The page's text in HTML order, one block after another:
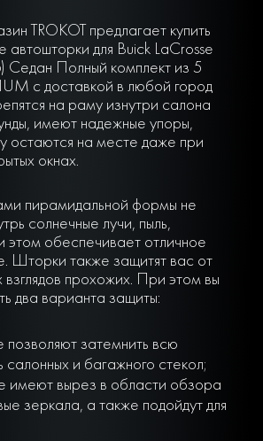
TROKOT предлагает купить
автошторки для Buick LaCrosse
Седан Полный комплект из 5
с доставкой в любой город
на раму изнутри салона
имеют надежные упоры,
остаются на месте даже при
окнах.
пирамидальной формы не
солнечные лучи, пыль,
этом обеспечивает отличное
Шторки также защитят вас от
взглядов прохожих. При этом вы
два варианта защиты:
позволяют затемнить всю
салонных и багажного стекол;
имеют вырез в области обзора
зеркала, а также подойдут для